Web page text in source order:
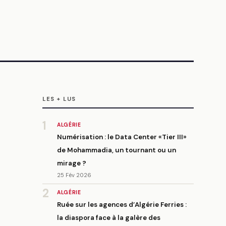
LES + LUS
1 ALGÉRIE
Numérisation : le Data Center «Tier III»
de Mohammadia, un tournant ou un
mirage ?
25 Fév 2026
2 ALGÉRIE
Ruée sur les agences d’Algérie Ferries :
la diaspora face à la galère des